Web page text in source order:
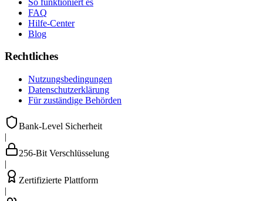
FAQ
Hilfe-Center
Blog
Rechtliches
Nutzungsbedingungen
Datenschutzerklärung
Für zuständige Behörden
Bank-Level Sicherheit
|
256-Bit Verschlüsselung
|
Zertifizierte Plattform
|